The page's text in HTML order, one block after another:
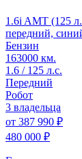
1.6i AMT (125
передний,
Бензин
163000 км.
1.6 / 125 л.с.
Передний
Робот
3 владельца
от 387 990 ₽
480 000 ₽